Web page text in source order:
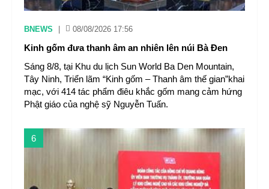
BNEWS 08/08/2026 17:56
Kinh gốm đưa thanh âm an nhiên lên núi Bà Đen
Sáng 8/8, tại Khu du lịch Sun World Ba Den Mountain,
Tây Ninh, Triển lãm “Kinh gốm – Thanh âm thế gian”khai
mạc, với 414 tác phẩm điêu khắc gốm mang cảm hứng
Phật giáo của nghệ sỹ Nguyễn Tuấn.
6